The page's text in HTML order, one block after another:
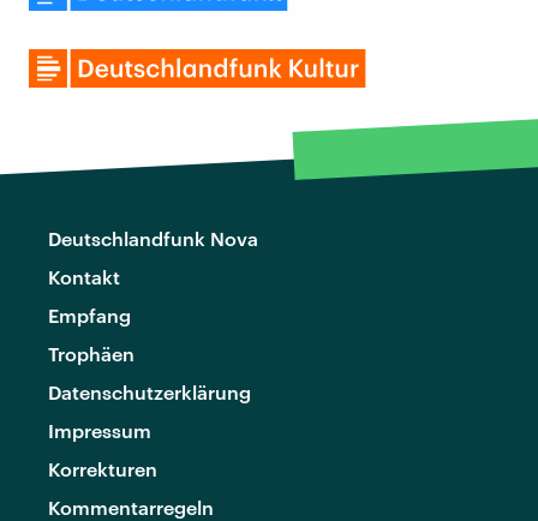
Deutschlandfunk Nova
Kontakt
Empfang
Trophäen
Datenschutzerklärung
Impressum
Korrekturen
Kommentarregeln